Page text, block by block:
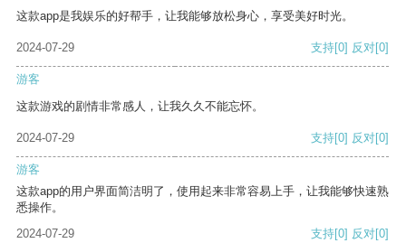
这款app是我娱乐的好帮手，让我能够放松身心，享受美好时光。
2024-07-29 支持[0] 反对[0]
游客
这款游戏的剧情非常感人，让我久久不能忘怀。
2024-07-29 支持[0] 反对[0]
游客
这款app的用户界面简洁明了，使用起来非常容易上手，让我能够快速熟
悉操作。
2024-07-29
支持[0] 反对[0]